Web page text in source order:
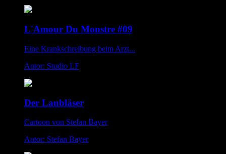
L'Amour Du Monstre #09
Eine Krankschreibung beim Arzt...
Autor: Studio LF
Der Laubläser
Cartoon von Stefan Bayer
Autor: Stefan Bayer